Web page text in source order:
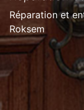
Réparation et
Roksem